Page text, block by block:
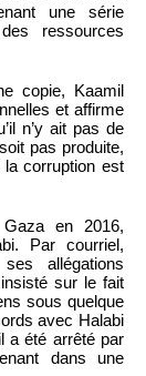
une série
ressources
copie, Kaamil
et affirme
n’y ait pas de
pas produite,
corruption est
en 2016,
Par courriel,
allégations
sur le fait
sous quelque
avec Halabi
a été arrêté par
dans une